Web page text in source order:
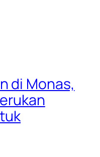
di Monas,